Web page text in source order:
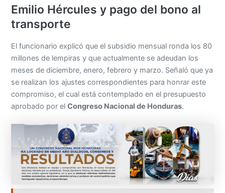
Emilio Hércules y pago del bono al
transporte
El funcionario explicó que el subsidio mensual ronda los 80
millones de lempiras y que actualmente se adeudan los
meses de diciembre, enero, febrero y marzo. Señaló que ya
se realizan los ajustes correspondientes para honrar este
compromiso, el cual está contemplado en el presupuesto
aprobado por elCongreso Nacional de Honduras.